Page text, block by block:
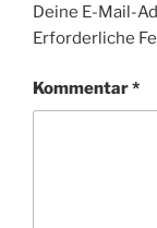
Deine E-Mail-
Erforderliche
Kommentar*